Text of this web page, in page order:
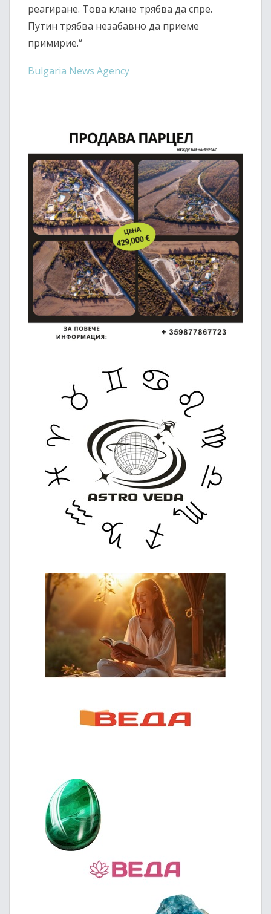
реагиране. Това клане трябва да спре.
Путин трябва незабавно да приеме
примирие.“
Bulgaria News Agency